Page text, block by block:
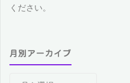
ください。
月別アーカイブ